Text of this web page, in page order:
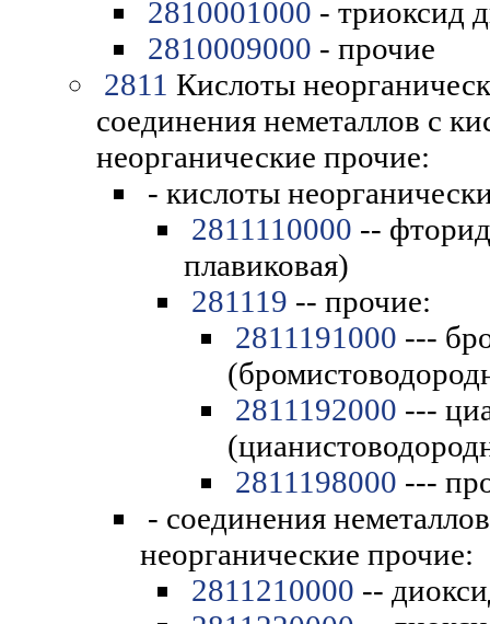
2810001000 - триоксид
2810009000 - прочие
2811 Кислоты
соединения неметаллов с
неорганические прочие:
- кислоты
2811110000 --
плавиковая)
281119 -- прочие:
2811191000 ---
2811192000 ---
2811198000 ---
- соединения
неорганические прочие:
2811210000 --